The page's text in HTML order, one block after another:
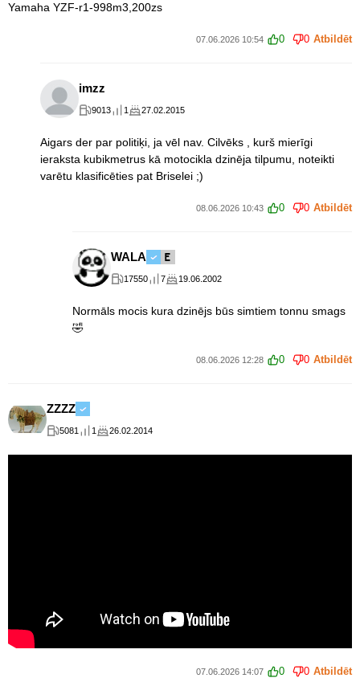
Yamaha YZF-r1-998m3,200zs
07.06.2026 10:54 0 0 Atbildēt
imzz
9013 1 27.02.2015
Aigars der par politiķi, ja vēl nav. Cilvēks , kurš mierīgi
ieraksta kubikmetrus kā motocikla dzinēja tilpumu, noteikti
varētu klasificēties pat Briselei ;)
08.06.2026 10:43 0 0 Atbildēt
WALA
17550 7 19.06.2002
Normāls mocis kura dzinējs būs simtiem tonnu smags
🤣
08.06.2026 12:28 0 0 Atbildēt
ZZZZ
5081 1 26.02.2014
07.06.2026 14:07 0 0 Atbildēt